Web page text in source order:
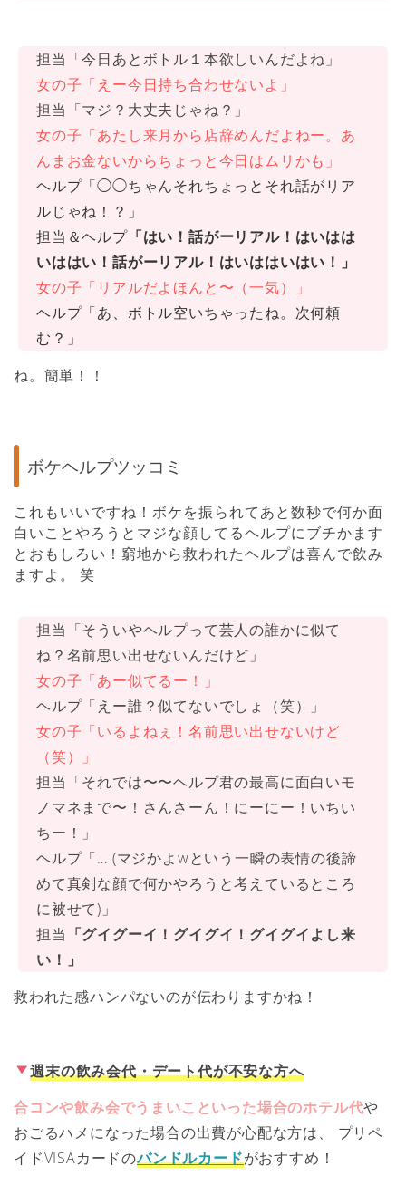
担当「今日あとボトル１本欲しいんだよね」
女の子 「えー今日持ち合わせないよ」
担当「マジ？大丈夫じゃね？」
女の子 「あたし来月から店辞めんだよねー。あ
んまお金ないからちょっと今日はムリかも」
ヘルプ「◯◯ちゃんそれちょっとそれ話がリア
ルじゃね！？」
担当＆ヘルプ「はい！話がーリアル！はいはは
いははい！話がーリアル！はいははいはい！」
女の子「リアルだよほんと〜（一気）」
ヘルプ「あ、ボトル空いちゃったね。次何頼
む？」
ね。簡単！！
ボケヘルプツッコミ
これもいいですね！ボケを振られてあと数秒で何か面
白いことやろうとマジな顔してるヘルプにブチかます
とおもしろい！窮地から救われたヘルプは喜んで飲み
ますよ。 笑
担当「そういやヘルプって芸人の誰かに似て
ね？名前思い出せないんだけど」
女の子「あー似てるー！」
ヘルプ「えー誰？似てないでしょ（笑）」
女の子「いるよねぇ！名前思い出せないけど
（笑）」
担当「それでは〜〜ヘルプ君の最高に面白いモ
ノマネまで〜！さんさーん！にーにー！いちい
ちー！」
ヘルプ「… (マジかよwという一瞬の表情の後諦
めて真剣な顔で何かやろうと考えているところ
に被せて)」
担当 「グイグーイ！グイグイ！グイグイよし来
い！」
救われた感ハンパないのが伝わりますかね！
週末の飲み会代・デート代が不安な方へ
合コンや飲み会でうまいこといった場合のホテル代や
おごるハメになった場合の出費が心配な方は、 プリペ
イドVISAカードのバンドルカードがおすすめ！